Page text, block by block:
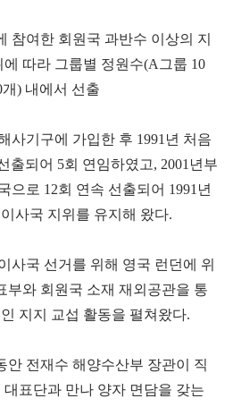
참여한 회원국 과반수 이상의 지
따라 그룹별 정원수(A그룹 10
) 내에서 선출
사기구에 가입한 후 1991년 처음
출되어 5회 연임하였고, 2001년부
으로 12회 연속 선출되어 1991년
사국 지위를 유지해 왔다.
사국 선거를 위해 영국 런던에 위
부와 회원국 소재 재외공관을 통
지지 교섭 활동을 펼쳐왔다.
안 전재수 해양수산부 장관이 직
표단과 만나 양자 면담을 갖는